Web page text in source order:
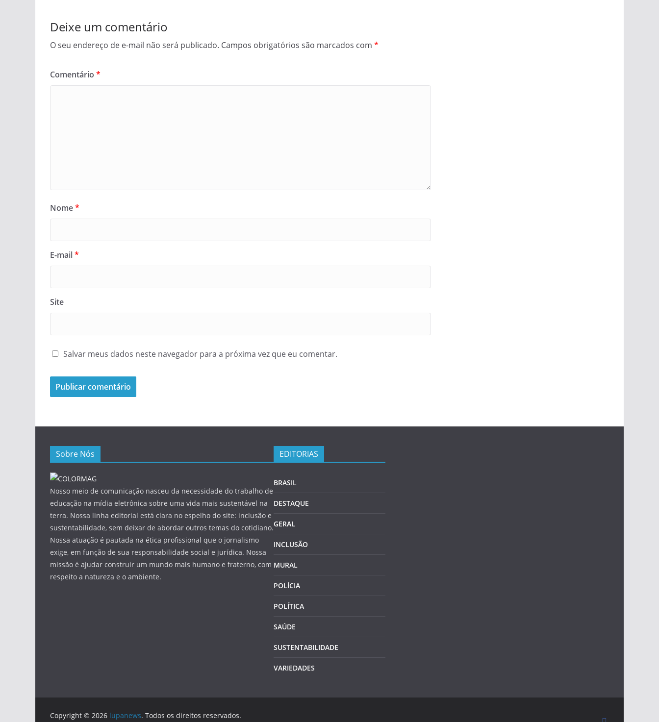
Deixe um comentário
O seu endereço de e-mail não será publicado. Campos obrigatórios são marcados com *
Comentário *
Nome*
E-mail*
Site
Salvar meus dados neste navegador para a próxima vez que eu comentar.
Sobre Nós
Nosso meio de comunicação nasceu da necessidade do trabalho de
educação na mídia eletrônica sobre uma vida mais sustentável na
terra. Nossa linha editorial está clara no espelho do site: inclusão e
sustentabilidade, sem deixar de abordar outros temas do cotidiano.
Nossa atuação é pautada na ética profissional que o jornalismo
exige, em função de sua responsabilidade social e jurídica. Nossa
missão é ajudar construir um mundo mais humano e fraterno, com
respeito a natureza e o ambiente.
EDITORIAS
BRASIL
DESTAQUE
GERAL
INCLUSÃO
MURAL
POLÍCIA
POLÍTICA
SAÚDE
SUSTENTABILIDADE
VARIEDADES
Copyright © 2026 lupanews. Todos os direitos reservados.